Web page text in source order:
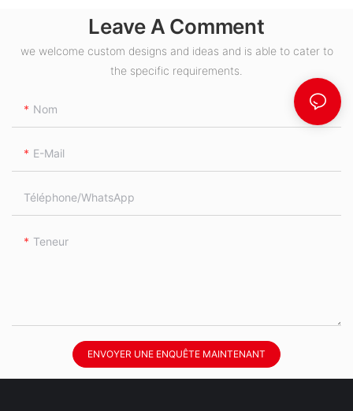
Leave A Comment
we welcome custom designs and ideas and is able to cater to
the specific requirements.
Nom
E-Mail
Téléphone/WhatsApp
Teneur
ENVOYER UNE ENQUÊTE MAINTENANT